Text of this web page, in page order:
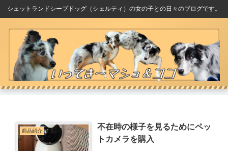
シェットランドシープドッグ（シェルティ）の女の子との日々のブログです。
商品紹介
不在時の様子を見るためにペッ
トカメラを購入